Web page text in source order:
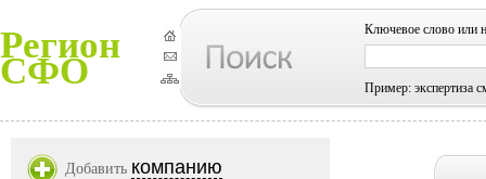
Регион
СФО
Ключевое слово или
Пример: экспертиза
Добавить компанию